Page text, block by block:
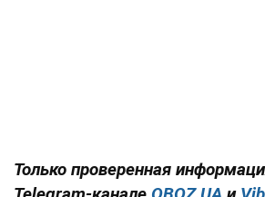
Только проверенная